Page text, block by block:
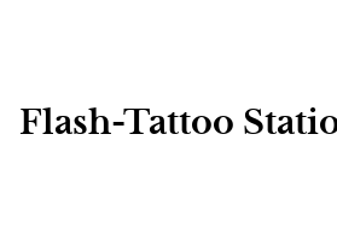
Flash-Tattoo